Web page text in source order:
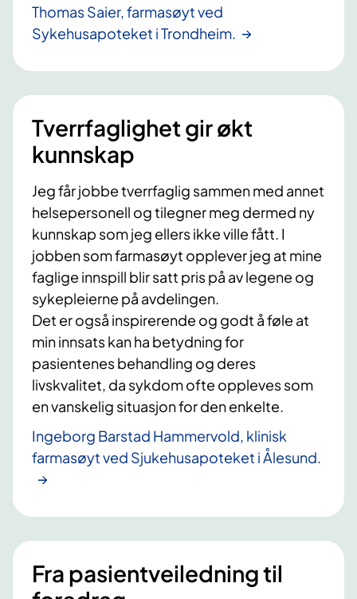
Thomas Saier, farmasøyt ved
Sykehusapoteket i Trondheim.
Tverrfaglighet gir økt
kunnskap
Jeg får jobbe tverrfaglig sammen med annet
helsepersonell og tilegner meg dermed ny
kunnskap som jeg ellers ikke ville fått. I
jobben som farmasøyt opplever jeg at mine
faglige innspill blir satt pris på av legene og
sykepleierne på avdelingen.
Det er også inspirerende og godt å føle at
min innsats kan ha betydning for
pasientenes behandling og deres
livskvalitet, da sykdom ofte oppleves som
en vanskelig situasjon for den enkelte.
Ingeborg Barstad Hammervold, klinisk
farmasøyt ved Sjukehusapoteket i Ålesund.
Fra pasientveiledning til